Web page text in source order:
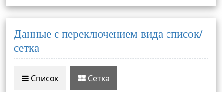
Данные с переключением вида список/
сетка
Список Сетка